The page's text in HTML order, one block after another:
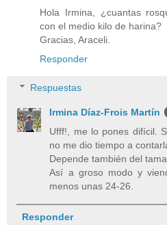
Hola Irmina, ¿cuantas
con el medio kilo de harina?
Gracias, Araceli.
Responder
Respuestas
Irmina Díaz-Frois Martín
Ufff!, me lo pones difícil.
no me dio tiempo a
Depende también del
Así a groso modo y
menos unas 24-26.
Responder